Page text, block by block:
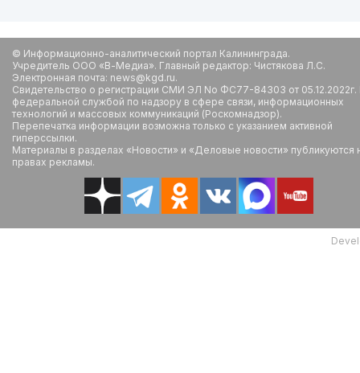
© Информационно-аналитический портал Калининграда.
Учредитель ООО «В-Медиа». Главный редактор: Чистякова Л.С.
Электронная почта: news@kgd.ru.
Свидетельство о регистрации СМИ ЭЛ No ФС77-84303 от
федеральной службой по надзору в сфере связи, информационных
технологий и массовых коммуникаций (Роскомнадзор).
Перепечатка информации возможна только с указанием активной
гиперссылки.
Материалы в разделах «Новости» и «Деловые новости» публикуются
правах рекламы.